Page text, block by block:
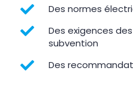
 Des normes

Des exigences
subvention
 Des